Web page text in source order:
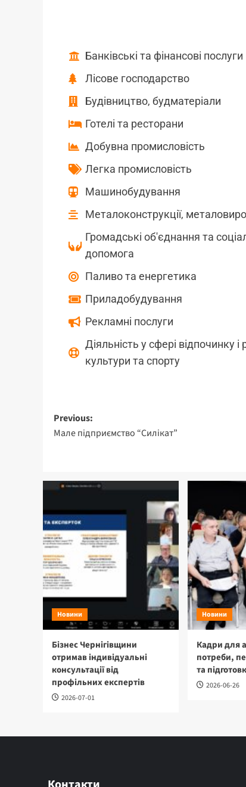
Банківські та фінансові послуги
Лісове господарство
Будівництво, будматеріали
Готелі та ресторани
Добувна промисловість
Легка промисловість
Машинобудування
Металоконструкції,
Громадські об'єднання та
допомога
Паливо та енергетика
Приладобудування
Рекламні послуги
Діяльність у сфері відпочинку і
культури та спорту
Previous:
Мале підприємство “Силікат”
Новини
Бізнес Чернігівщини
отримав індивідуальні
консультації від
профільних експертів
2026-07-01
Новини
Кадри для
потреби,
та
2026-06-26